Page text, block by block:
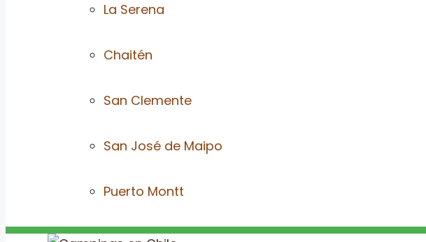
La Serena
Chaitén
San Clemente
San José de Maipo
Puerto Montt